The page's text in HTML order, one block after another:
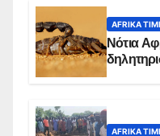
AFRIKA
Νότια
AFRIKA